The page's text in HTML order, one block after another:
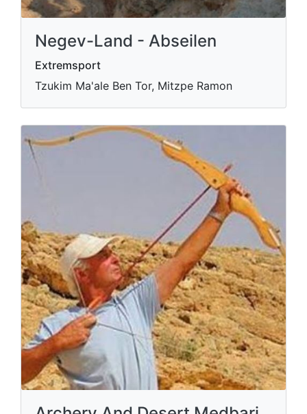
Negev-Land - Abseilen
Extremsport
Tzukim Ma'ale Ben Tor, Mitzpe Ramon